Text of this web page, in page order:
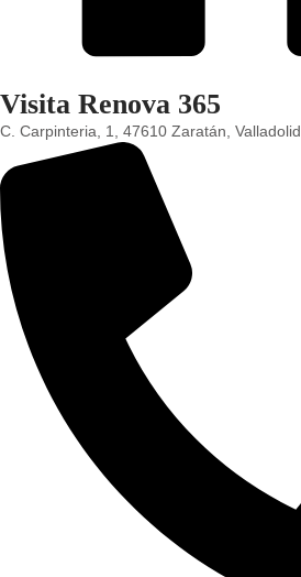
Visita Renova 365
C. Carpinteria, 1, 47610 Zaratán, Valladolid